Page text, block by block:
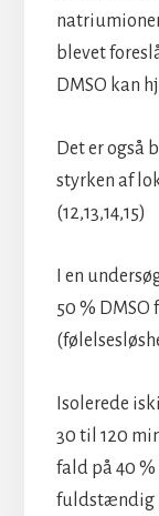
blevet
DMSO kan
Det er også
styrken af
(12,13,14,15)
I en
50 %
Isolerede
30 til 120
fald på 40 %
fuldstændig